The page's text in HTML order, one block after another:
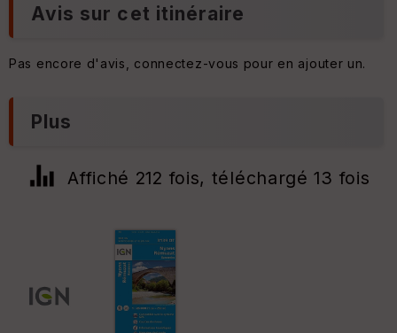
Avis sur cet itinéraire
Pas encore d'avis, connectez-vous pour en ajouter un.
Plus
Affiché 212 fois, téléchargé 13 fois